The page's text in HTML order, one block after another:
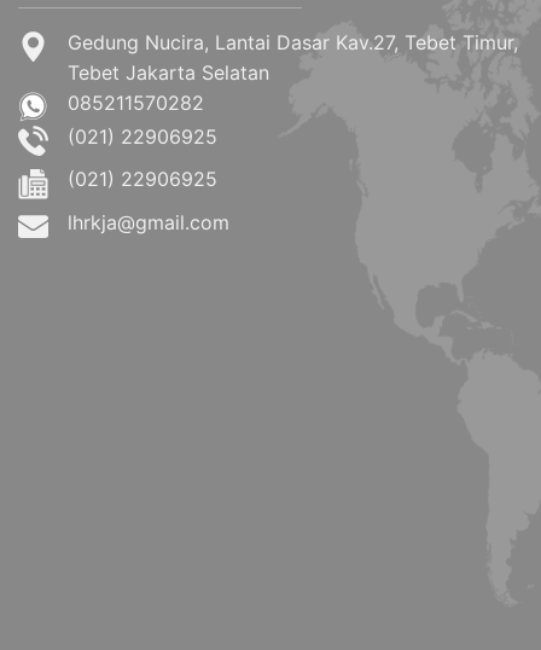
Gedung Nucira, Lantai Dasar Kav.27, Tebet Timur,
Tebet Jakarta Selatan
085211570282
(021) 22906925
(021) 22906925
lhrkja@gmail.com